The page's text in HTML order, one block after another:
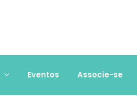
Eventos Associe-se